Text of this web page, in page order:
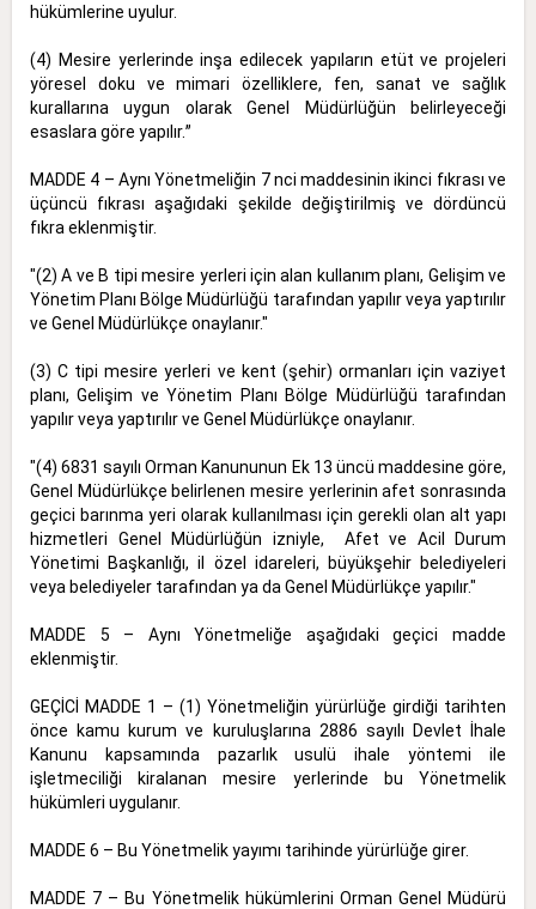
hükümlerine uyulur.
(4) Mesire yerlerinde inşa edilecek yapıların etüt ve projeleri
yöresel doku ve mimari özelliklere, fen, sanat ve sağlık
kurallarına uygun olarak Genel Müdürlüğün belirleyeceği
esaslara göre yapılır.ˮ
MADDE 4 – Aynı Yönetmeliğin 7 nci maddesinin ikinci fıkrası ve
üçüncü fıkrası aşağıdaki şekilde değiştirilmiş ve dördüncü
fıkra eklenmiştir.
"(2) A ve B tipi mesire yerleri için alan kullanım planı, Gelişim ve
Yönetim Planı Bölge Müdürlüğü tarafından yapılır veya yaptırılır
ve Genel Müdürlükçe onaylanır."
(3) C tipi mesire yerleri ve kent (şehir) ormanları için vaziyet
planı, Gelişim ve Yönetim Planı Bölge Müdürlüğü tarafından
yapılır veya yaptırılır ve Genel Müdürlükçe onaylanır.
"(4) 6831 sayılı Orman Kanununun Ek 13 üncü maddesine göre,
Genel Müdürlükçe belirlenen mesire yerlerinin afet sonrasında
geçici barınma yeri olarak kullanılması için gerekli olan alt yapı
hizmetleri Genel Müdürlüğün izniyle, Afet ve Acil Durum
Yönetimi Başkanlığı, il özel idareleri, büyükşehir belediyeleri
veya belediyeler tarafından ya da Genel Müdürlükçe yapılır."
MADDE 5 – Aynı Yönetmeliğe aşağıdaki geçici madde
eklenmiştir.
GEÇİCİ MADDE 1 – (1) Yönetmeliğin yürürlüğe girdiği tarihten
önce kamu kurum ve kuruluşlarına 2886 sayılı Devlet İhale
Kanunu kapsamında pazarlık usulü ihale yöntemi ile
işletmeciliği kiralanan mesire yerlerinde bu Yönetmelik
hükümleri uygulanır.
MADDE 6 – Bu Yönetmelik yayımı tarihinde yürürlüğe girer.
MADDE 7 – Bu Yönetmelik hükümlerini Orman Genel Müdürü